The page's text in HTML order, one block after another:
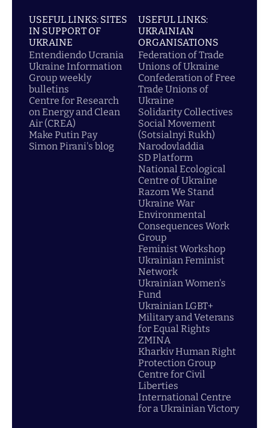
USEFUL LINKS: SITES
IN SUPPORT OF
UKRAINE
Entendiendo Ucrania
Ukraine Information
Group weekly
bulletins
Centre for Research
on Energy and Clean
Air (CREA)
Make Putin Pay
Simon Pirani's blog
USEFUL LINKS:
UKRAINIAN
ORGANISATIONS
Federation of Trade
Unions of Ukraine
Confederation of Free
Trade Unions of
Ukraine
Solidarity Collectives
Social Movement
(Sotsialnyi Rukh)
Narodovladdia
SD Platform
National Ecological
Centre of Ukraine
Razom We Stand
Ukraine War
Environmental
Consequences Work
Group
Feminist Workshop
Ukrainian Feminist
Network
Ukrainian Women's
Fund
Ukrainian LGBT+
Military and Veterans
for Equal Rights
ZMINA
Kharkiv Human Right
Protection Group
Centre for Civil
Liberties
International Centre
for a Ukrainian Victory